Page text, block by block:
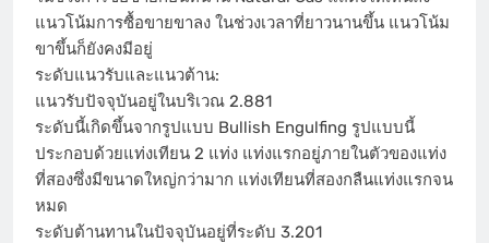
แนวโน้มการซื้อขายขาลง ในช่วงเวลาที่ยาวนานขึ้น แนวโน้ม
ขาขึ้นก็ยังคงมีอยู่
ระดับแนวรับและแนวต้าน:
แนวรับปัจจุบันอยู่ในบริเวณ 2.881
ระดับนี้เกิดขึ้นจากรูปแบบ Bullish Engulfing รูปแบบนี้
ประกอบด้วยแท่งเทียน 2 แท่ง แท่งแรกอยู่ภายในตัวของแท่ง
ที่สองซึ่งมีขนาดใหญ่กว่ามาก แท่งเทียนที่สองกลืนแท่งแรกจน
หมด
ระดับต้านทานในปัจจุบันอยู่ที่ระดับ 3.201